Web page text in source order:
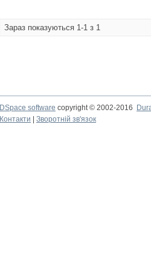
Зараз показуються 1-1 з 1
DSpace software copyright © 2002-2016
Контакти
Зворотній зв'язок